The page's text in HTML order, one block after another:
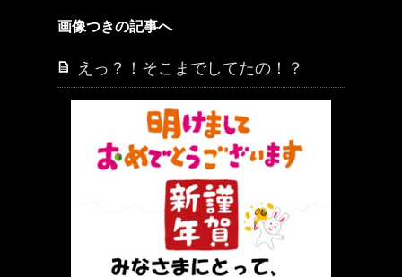
画像つきの記事へ
えっ？！そこまでしてたの！？